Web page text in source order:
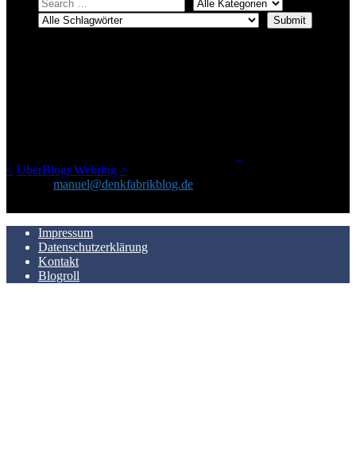
< UberBlogr Webring >
manuel@denkfabrikblog.de
Impressum
Datenschutzerklärung
Kontakt
Blogroll